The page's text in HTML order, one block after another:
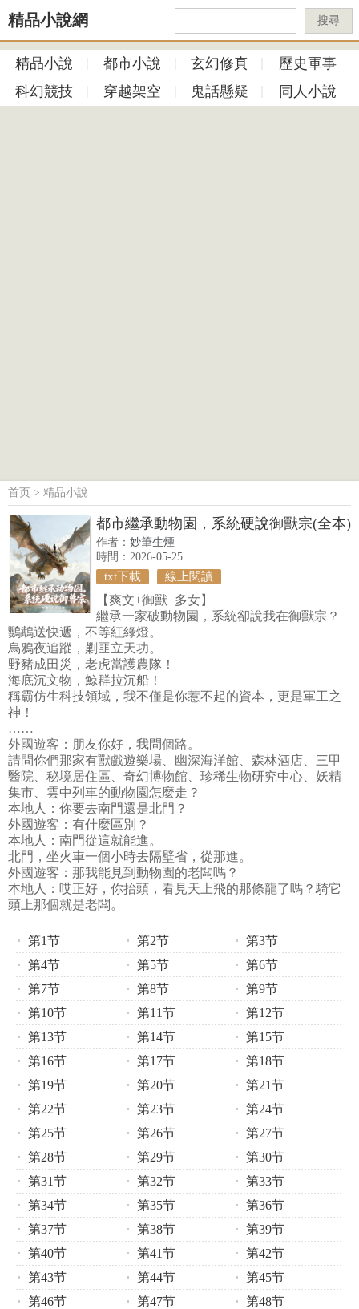
精品小說網 搜尋
精品小說 都市小說 玄幻修真
歷史軍事
科幻競技
穿越架空 鬼話懸疑 同人小說
首页 > 精品小說
都市繼承動物園，系統硬說御獸宗(全本)
作者： 妙筆生煙
時間：2026-05-25
txt下載 線上閱讀
【爽文+御獸+多女】
繼承一家破動物園，系統卻說我在御獸宗？
鸚鵡送快遞，不等紅綠燈。
烏鴉夜追蹤，剿匪立天功。
野豬成田災，老虎當護農隊！
海底沉文物，鯨群拉沉船！
稱霸仿生科技領域，我不僅是你惹不起的資本，更是軍工之
神！
……
外國遊客：朋友你好，我問個路。
請問你們那家有獸戲遊樂場、幽深海洋館、森林酒店、三甲
醫院、秘境居住區、奇幻博物館、珍稀生物研究中心、妖精
集市、雲中列車的動物園怎麼走？
本地人：你要去南門還是北門？
外國遊客：有什麼區別？
本地人：南門從這就能進。
北門，坐火車一個小時去隔壁省，從那進。
外國遊客：那我能見到動物園的老闆嗎？
本地人：哎正好，你抬頭，看見天上飛的那條龍了嗎？騎它
頭上那個就是老闆。
第1节 第2节
第3节
第4节
第5节
第6节
第7节
第8节
第9节
第10节
第11节
第12节
第13节
第14节
第15节
第16节
第17节
第18节
第19节
第20节
第21节
第22节
第23节
第24节
第25节
第26节
第27节
第28节
第29节
第30节
第31节
第32节
第33节
第34节
第35节
第36节
第37节
第38节
第39节
第40节
第41节
第42节
第43节
第44节
第45节
第46节
第47节
第48节